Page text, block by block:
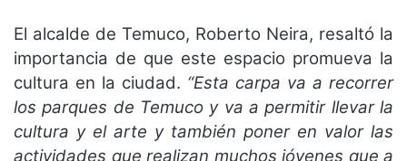
El alcalde de Temuco, Roberto Neira, resaltó la
importancia de que este espacio promueva la
cultura en la ciudad. “Esta carpa va a recorrer
los parques de Temuco y va a permitir llevar la
cultura y el arte y también poner en valor las
actividades que realizan muchos jóvenes que a